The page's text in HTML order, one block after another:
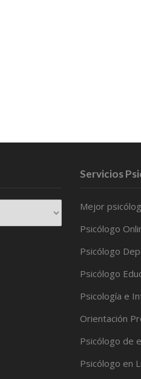
Servicios
Mejor
Psicólogo
Psicólogo
Psicólogo
Psicología e
Orientación
Psicólogo de
Psicólogo en